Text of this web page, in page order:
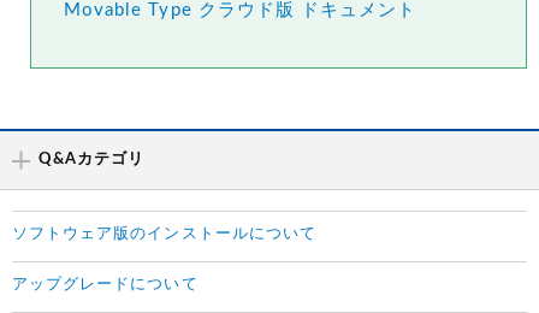
Movable Type クラウド版 ドキュメント
Q&Aカテゴリ
ソフトウェア版のインストールについて
アップグレードについて